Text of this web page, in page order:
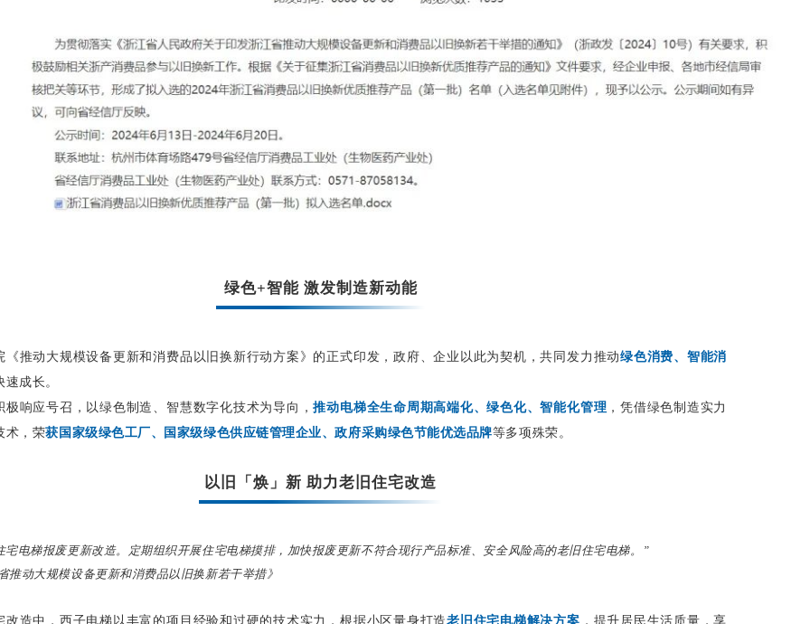
绿色+智能 激发制造新动能
《推动大规模设备更新和消费品以旧换新行动方案》的正式印发，政府、企业以此为契机，共同发力推动绿色消费、智能消
成长。
极响应号召，以绿色制造、智慧数字化技术为导向，推动电梯全生命周期高端化、绿色化、智能化管理 ，凭借绿色制造实力
术，荣获国家级绿色工厂、国家级绿色供应链管理企业、政府采购绿色节能优选品牌等多项殊荣。
以旧「焕」新 助力老旧住宅改造
宅电梯报废更新改造。定期组织开展住宅电梯摸排，加快报废更新不符合现行产品标准、安全风险高的老旧住宅电梯。”
动大规模设备更新和消费品以旧换新若干举措》
改造中，西子电梯以丰富的项目经验和过硬的技术实力，根据小区量身打造老旧住宅电梯解决方案 ，提升居民生活质量，享